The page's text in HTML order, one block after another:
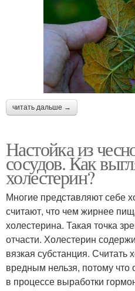
читать дальше →
Настойка из
сосудов. Как
холестерин?
Многие представляют себе
считают, что чем жирнее
холестерина. Такая точка
отчасти. Холестерин
вязкая субстанция. Считать
вредным нельзя, потому что
в процессе выработки